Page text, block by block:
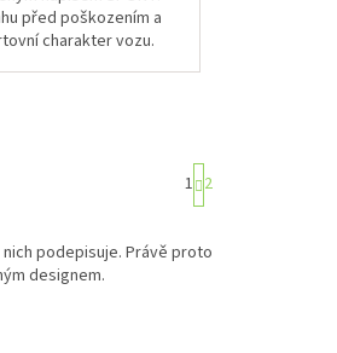
před poškozením a
charakter vozu.
S
t
n
1 2
podepisuje. Právě proto
designem.